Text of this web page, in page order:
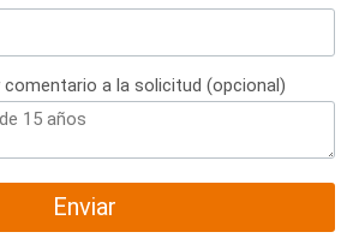
comentario a la solicitud (opcional)
Enviar